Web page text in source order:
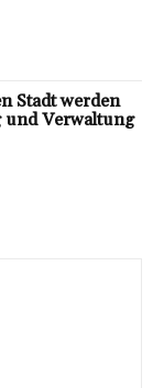
Stadt werden
Verwaltung